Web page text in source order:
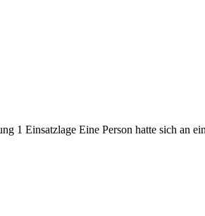
1 Einsatzlage Eine Person hatte sich an